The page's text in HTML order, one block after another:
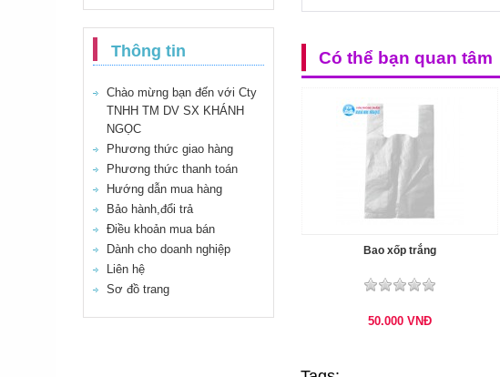
Thông tin
Chào mừng bạn đến với Cty
TNHH TM DV SX KHÁNH
NGỌC
Phương thức giao hàng
Phương thức thanh toán
Hướng dẫn mua hàng
Bảo hành,đổi trả
Điều khoản mua bán
Dành cho doanh nghiệp
Liên hệ
Sơ đồ trang
Có thể bạn quan tâm
Bao xốp trắng
50.000 VNĐ